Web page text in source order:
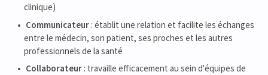
clinique)
Communicateur : établit une relation et facilite les échanges
entre le médecin, son patient, ses proches et les autres
professionnels de la santé
Collaborateur : travaille efficacement au sein d'équipes de